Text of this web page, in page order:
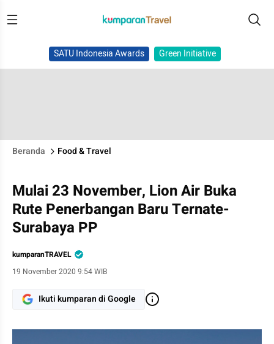
SATU Indonesia Awards Green Initiative
Beranda Food & Travel
Mulai 23 November, Lion Air Buka
Rute Penerbangan Baru Ternate-
Surabaya PP
kumparanTRAVEL
19 November 2020 9:54 WIB
Ikuti kumparan di Google